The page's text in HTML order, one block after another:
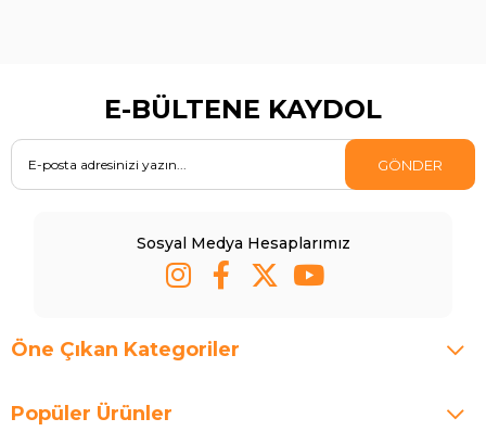
E-BÜLTENE KAYDOL
GÖNDER
Sosyal Medya Hesaplarımız
Öne Çıkan Kategoriler
Popüler Ürünler